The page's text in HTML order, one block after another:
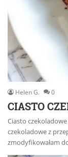
Helen G. 0
CIASTO
Ciasto
czekoladowe z
zmodyfikowałam